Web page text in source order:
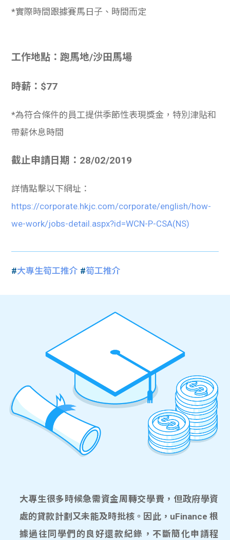
*實際時間跟據賽馬日子、時間而定
工作地點：跑馬地/沙田馬場
時薪：$77
*為符合條件的員工提供季節性表現獎金，特別津貼和
帶薪休息時間
截止申請日期：28/02/2019
詳情點擊以下網址：
https://corporate.hkjc.com/corporate/english/how-
we-work/jobs-detail.aspx?id=WCN-P-CSA(NS)
#大專生筍工推介 #筍工推介
大專生很多時候急需資金周轉交學費，但政府學資
處的貸款計劃又未能及時批核。因此，uFinance 根
據過往同學們的良好還款紀錄，不斷簡化申請程